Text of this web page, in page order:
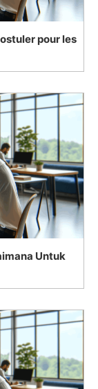
pour les
Untuk